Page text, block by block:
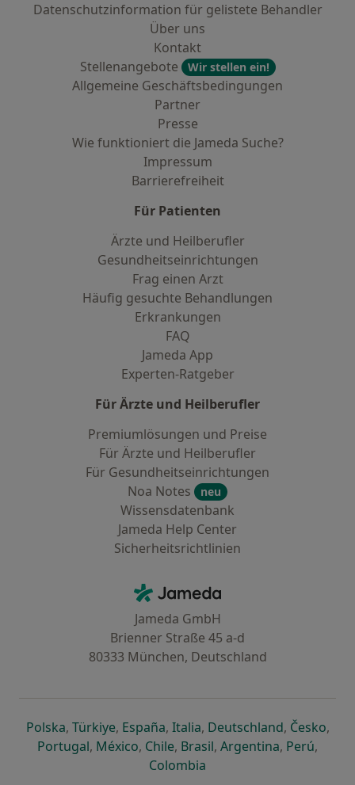
Datenschutzinformation für gelistete Behandler
Über uns
Kontakt
Stellenangebote
Wir stellen ein!
Allgemeine Geschäftsbedingungen
Partner
Presse
Wie funktioniert die Jameda Suche?
Impressum
Barrierefreiheit
Für Patienten
Ärzte und Heilberufler
Gesundheitseinrichtungen
Frag einen Arzt
Häufig gesuchte Behandlungen
Erkrankungen
FAQ
Jameda App
Experten-Ratgeber
Für Ärzte und Heilberufler
Premiumlösungen und Preise
Für Ärzte und Heilberufler
Für Gesundheitseinrichtungen
Noa Notes
neu
Wissensdatenbank
Jameda Help Center
Sicherheitsrichtlinien
Jameda - Startseite
Jameda GmbH
Brienner Straße 45 a-d
80333 München, Deutschland
Polskaöffnet in einer neuen Registerkarte
, Türkiyeöffnet in einer neuen Registerkarte
, Españaöffnet in einer neuen
, Italiaöffnet in einer neuen
, Deutschlandöffnet in
, Česko,
Portugalöffnet in einer neuen Registerkarte
, Méxicoöffnet in einer neuen Registerkarte
, Chileöffnet in einer neuen
, Brasilöffnet in einer neuen
, Argentinaöffnet in
, Perúöffnet
,
Colombia